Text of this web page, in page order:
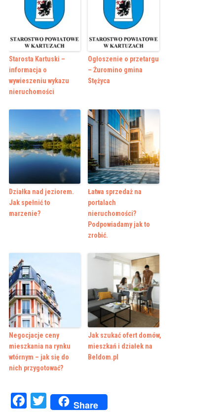
Starosta Kartuski –
informacja o
wywieszeniu wykazu
nieruchomości
Ogłoszenie o przetargu
– Żuromino gmina
Stężyca
Działka nad jeziorem.
Jak spełnić to
marzenie?
Łatwa sprzedaż na
portalach
nieruchomości?
Podpowiadamy jak to
zrobić.
Negocjacje ceny
mieszkania na rynku
wtórnym – jak się do
nich przygotować?
Jak szukać ofert domów,
mieszkań i działek na
Beldom.pl
Facebook
Twitter
Share